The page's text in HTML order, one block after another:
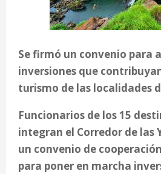
Se firmó un convenio para
inversiones que
turismo de las localidades
Funcionarios de los 15
integran el Corredor de las
un convenio de
para poner en marcha